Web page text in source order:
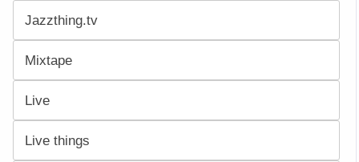
Jazzthing.tv
Mixtape
Live
Live things